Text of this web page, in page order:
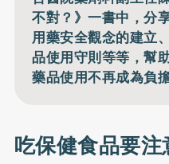
不對？》一書中，分
用藥安全觀念的建立
品使用守則等等，幫
藥品使用不再成為負
吃保健食品要注